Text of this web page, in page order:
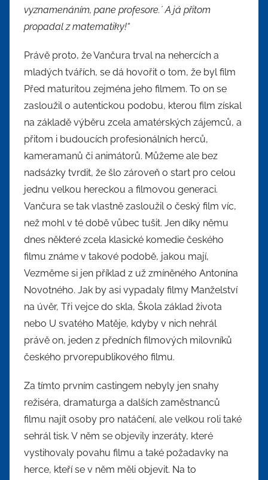
vyznamenáním, pane profesore.´ A já přitom
propadal z matematiky!“
Právě proto, že Vančura trval na nehercích a
mladých tvářích, se dá hovořit o tom, že byl film
Před maturitou zejména jeho filmem. To on se
zasloužil o autentickou podobu, kterou film získal
na základě výběru zcela amatérských zájemců, a
přitom i budoucích profesionálních herců,
kameramanů či animátorů. Můžeme ale bez
nadsázky tvrdit, že šlo zároveň o start pro celou
jednu velkou hereckou a filmovou generaci.
Vančura se tak vlastně zasloužil o český film víc,
než mohl v té době vůbec tušit. Jen díky němu
dnes některé zcela klasické komedie českého
filmu známe v takové podobě, jakou mají,
Vezměme si jen příklad z už zmíněného Antonína
Novotného. Jak by asi vypadaly filmy Manželství
na úvěr, Tři vejce do skla, Škola základ života
nebo U svatého Matěje, kdyby v nich nehrál
právě on, jeden z předních filmových milovníků
českého prvorepublikového filmu.
Za tímto prvním castingem nebyly jen snahy
režiséra, dramaturga a dalších zaměstnanců
filmu najít osoby pro natáčení, ale velkou roli také
sehrál tisk. V něm se objevily inzeráty, které
vystihovaly povahu filmu a také požadavky na
herce, kteří se v něm měli objevit. Na to